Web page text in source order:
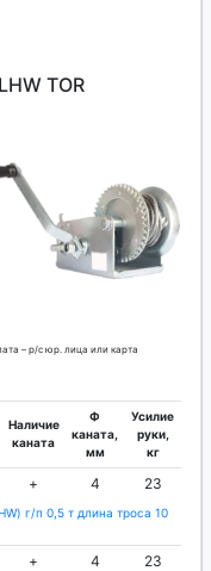
TOR
– р/с юр. лица или карта
Наличие
каната
Ф
каната,
мм
Усилие
руки,
кг
+ 4 23
г/п 0,5 т длина троса 10
+ 4 23